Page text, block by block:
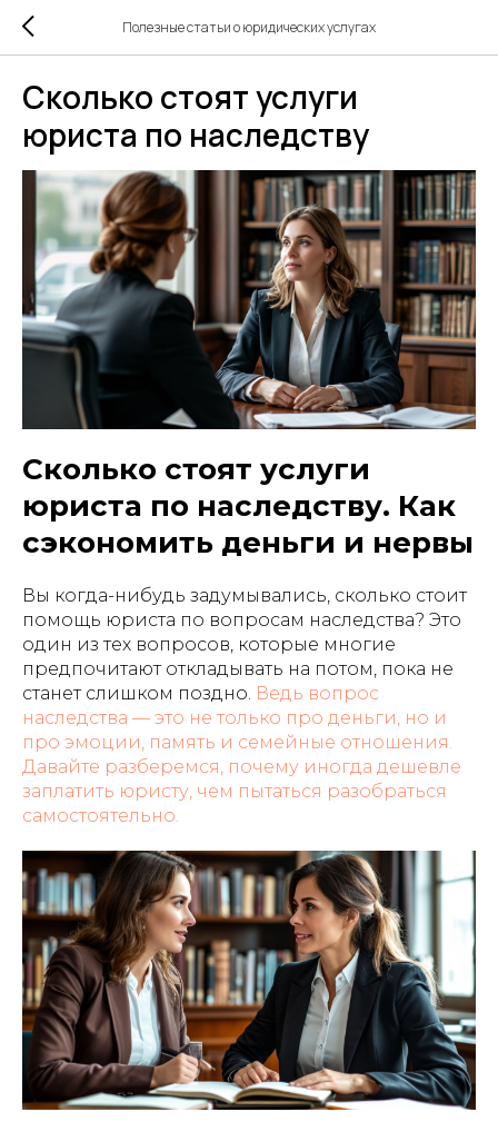
Полезные статьи о юридических услугах
Сколько стоят услуги
юриста по наследству
Сколько стоят услуги
юриста по наследству. Как
сэкономить деньги и нервы
Вы когда-нибудь задумывались, сколько стоит
помощь юриста по вопросам наследства? Это
один из тех вопросов, которые многие
предпочитают откладывать на потом, пока не
станет слишком поздно. Ведь вопрос
наследства — это не только про деньги, но и
про эмоции, память и семейные отношения.
Давайте разберемся, почему иногда дешевле
заплатить юристу, чем пытаться разобраться
самостоятельно.